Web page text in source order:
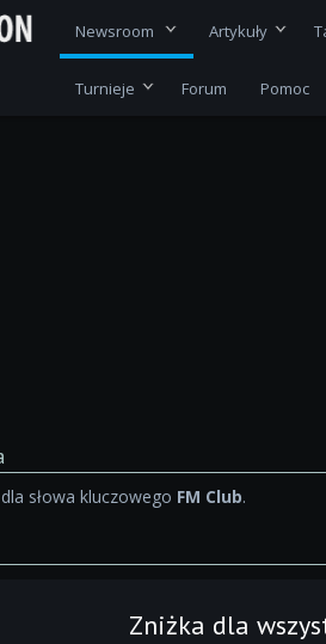
Newsroom Artykuły
Turnieje Forum Pomoc
słowa kluczowego FM Club.
Zniżka dla